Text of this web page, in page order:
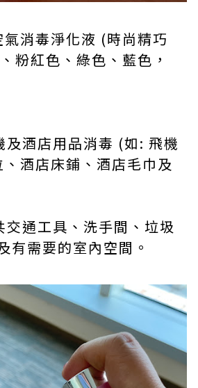
消毒淨化液 (時尚精巧
粉紅色、綠色、藍色，
及酒店用品消毒 (如: 飛機
酒店床鋪、酒店毛巾及
通工具、洗手間、垃圾
有需要的室內空間。